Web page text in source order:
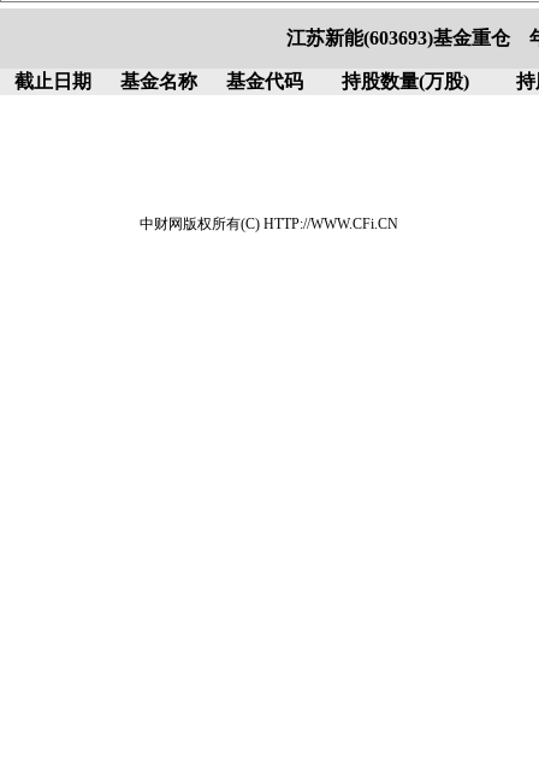
江苏新能(603693)基金重仓
截止日期 基金名称 基金代码 持股数量(万股) 持
中财网版权所有(C) HTTP://WWW.CFi.CN